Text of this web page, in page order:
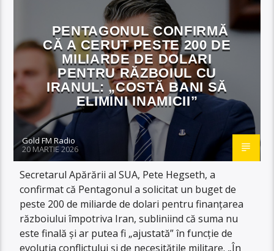
PENTAGONUL CONFIRMĂ
CĂ A CERUT PESTE 200 DE
MILIARDE DE DOLARI
PENTRU RĂZBOIUL CU
IRANUL: „COSTĂ BANI SĂ
ELIMINI INAMICII”
Gold FM Radio
20 MARTIE 2026
Secretarul Apărării al SUA, Pete Hegseth, a
confirmat că Pentagonul a solicitat un buget de
peste 200 de miliarde de dolari pentru finanțarea
războiului împotriva Iran, subliniind că suma nu
este finală și ar putea fi „ajustată” în funcție de
evoluția conflictului și de necesitățile militare. „În